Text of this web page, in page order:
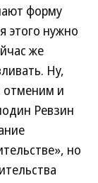
форму
этого нужно
же
Ну,
отменим и
Ревзин
но